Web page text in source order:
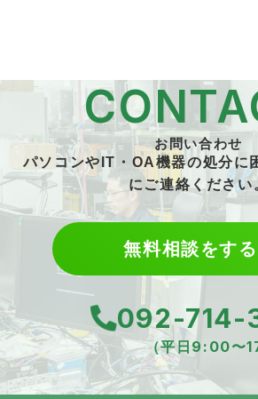
お問い合わせ
パソコンやIT・OA機器の処分に
にご連絡ください
無料相談をする
092-714-
（平日9:00〜